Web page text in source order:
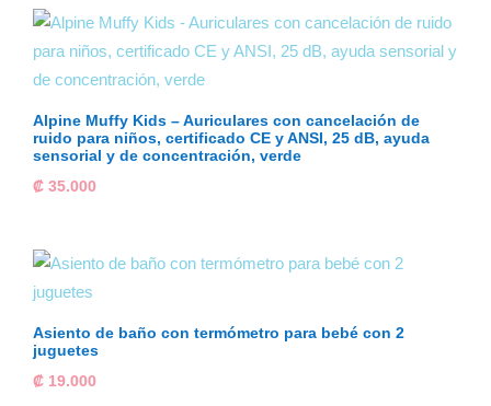
Alpine Muffy Kids – Auriculares con cancelación de
ruido para niños, certificado CE y ANSI, 25 dB, ayuda
sensorial y de concentración, verde
₡ 35.000
Asiento de baño con termómetro para bebé con 2
juguetes
₡ 19.000